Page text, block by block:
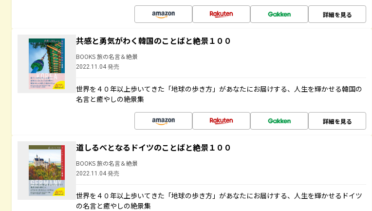
詳細を見る
共感と勇気がわく韓国のことばと絶景１００
BOOKS 旅の名言＆絶景
2022.11.04 発売
世界を４０年以上歩いてきた「地球の歩き方」があなたにお届けする、人生を輝かせる韓国の
名言と癒やしの絶景集
詳細を見る
道しるべとなるドイツのことばと絶景１００
BOOKS 旅の名言＆絶景
2022.11.04 発売
世界を４０年以上歩いてきた「地球の歩き方」があなたにお届けする、人生を輝かせるドイツ
の名言と癒やしの絶景集